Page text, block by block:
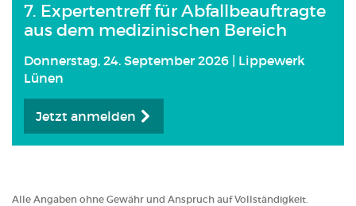
7. Expertentreff für Abfallbeauftragte
aus dem medizinischen Bereich
Donnerstag, 24. September 2026 | Lippewerk
Lünen
Jetzt anmelden
Alle Angaben ohne Gewähr und Anspruch auf Vollständigkeit.